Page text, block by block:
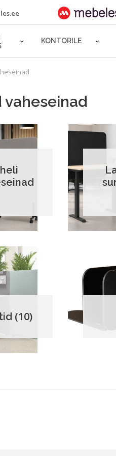
KONTORILE
(10)